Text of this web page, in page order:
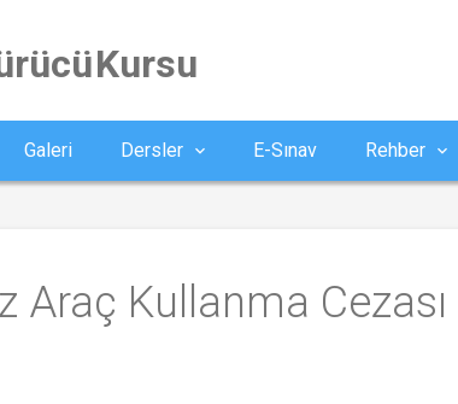
Kursu
Galeri Dersler E-Sınav Rehber
Araç Kullanma